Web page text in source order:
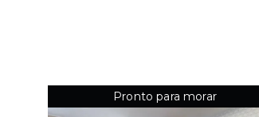
Pronto para morar